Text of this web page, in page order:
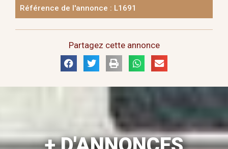
Référence de l'annonce : L1691
Partagez cette annonce